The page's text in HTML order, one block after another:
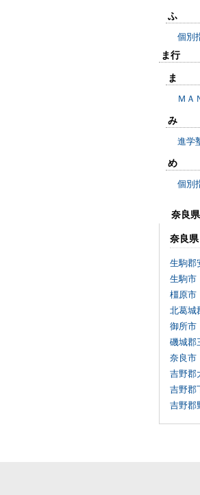
ふ
個別
ま行
ま
ＭＡ
み
進学
め
個別
奈良
奈良県
生駒郡
生駒市
橿原市
北葛城
御所市
磯城郡
奈良市
吉野郡
吉野郡
吉野郡